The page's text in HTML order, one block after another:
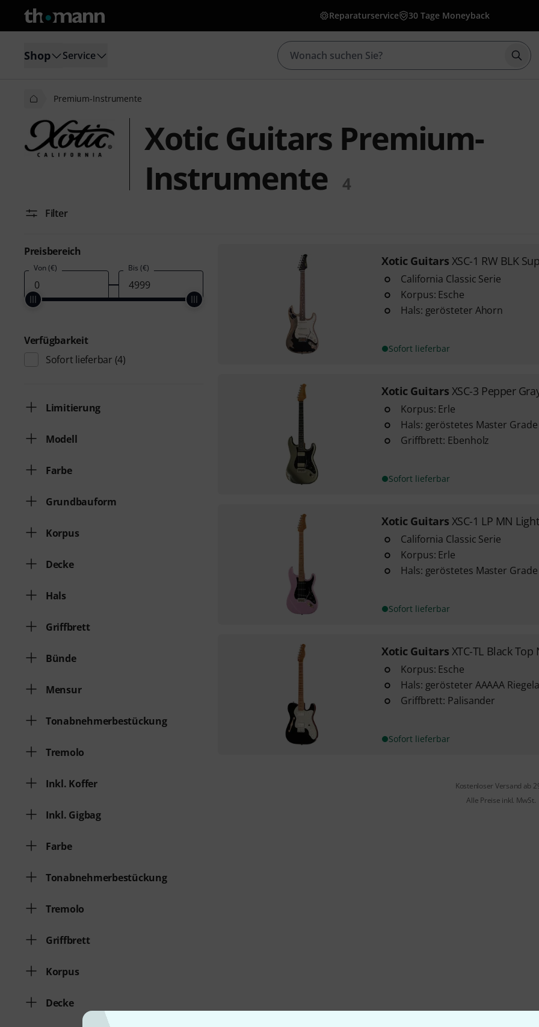
Reparaturservice 30 Tage Moneyback
Shop Service
Premium-Instrumente
Xotic Guitars Premium-
Instrumente
4
Filter
Preisbereich
Von (€) Bis (€)
Verfügbarkeit
Sofort lieferbar (4)
Limitierung
Modell
Farbe
Grundbauform
Korpus
Decke
Hals
Griffbrett
Bünde
Mensur
Tonabnehmerbestückung
Tremolo
Inkl. Koffer
Inkl. Gigbag
Farbe
Tonabnehmerbestückung
Tremolo
Griffbrett
Korpus
Decke
Xotic Guitars XSC-1 RW BLK
California Classic Serie
Korpus: Esche
Hals: gerösteter Ahorn
Sofort lieferbar
Xotic Guitars XSC-3 Pepper
Korpus: Erle
Hals: geröstetes Master
Griffbrett: Ebenholz
Sofort lieferbar
Xotic Guitars XSC-1 LP MN
California Classic Serie
Korpus: Erle
Hals: geröstetes Master
Sofort lieferbar
Xotic Guitars XTC-TL Black
Korpus: Esche
Hals: gerösteter AAAAA
Griffbrett: Palisander
Sofort lieferbar
Kostenloser Versand ab
Alle Preise inkl. MwSt.